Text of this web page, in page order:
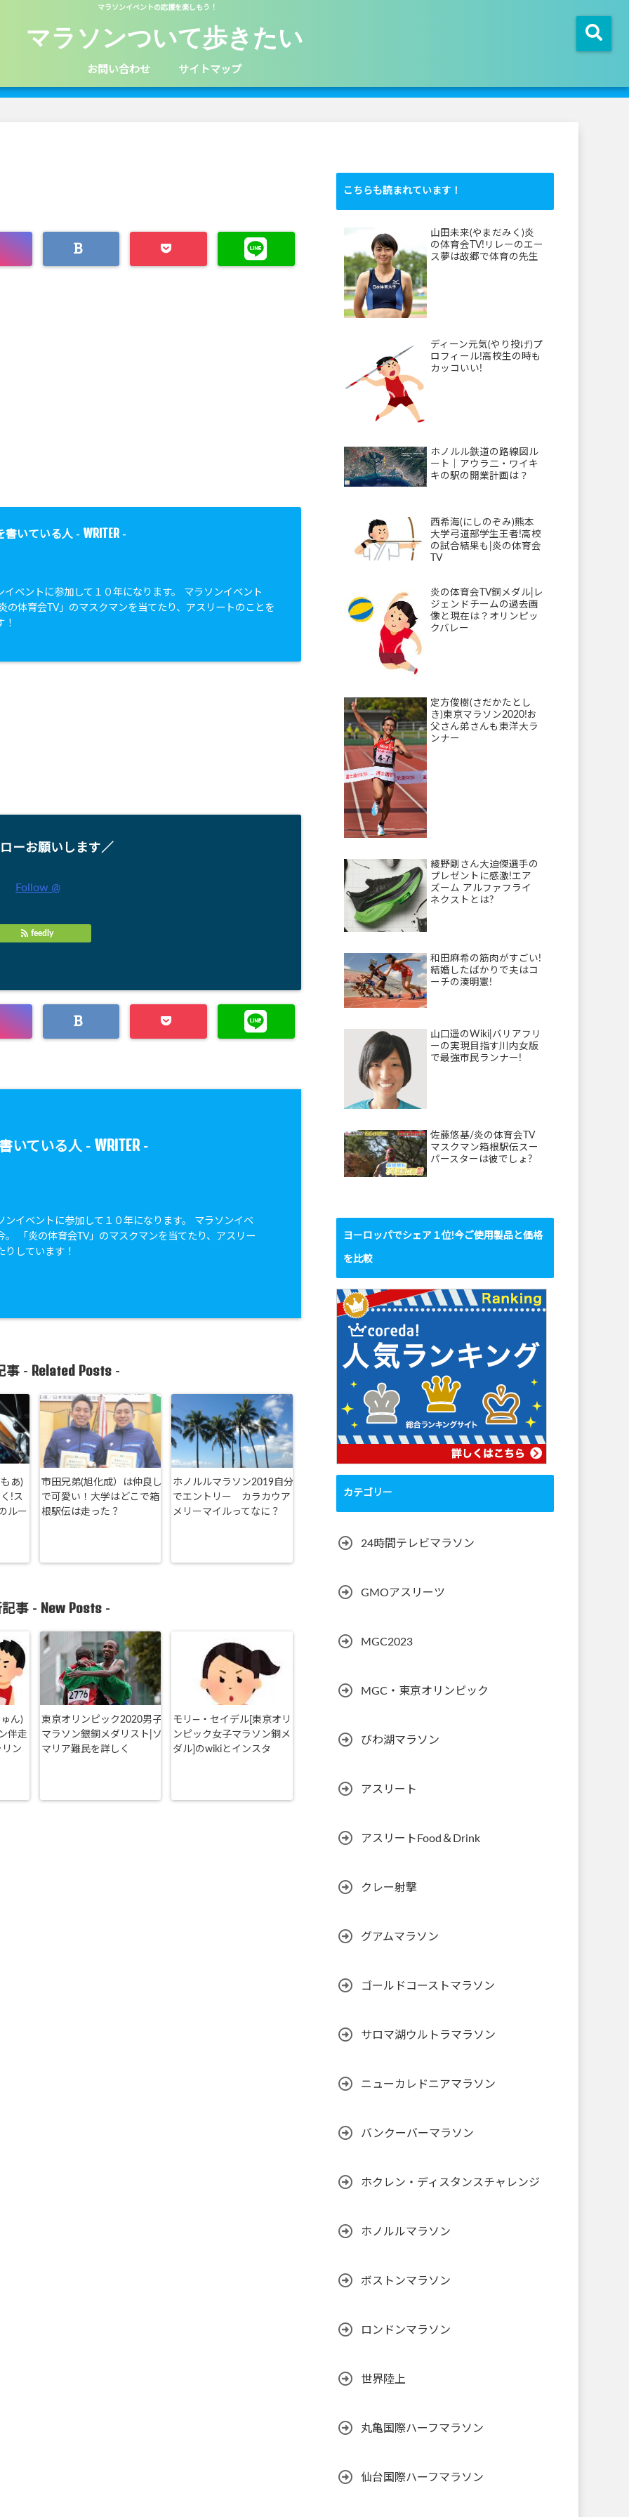
マラソンイベントの応援を楽しもう！
マラソンついて歩きたい
お問い合わせ サイトマップ
書いている人 - WRITER -
イベントに参加して１０年になります。 マラソンイベント
の体育会TV」のマスクマンを当てたり、アスリートのことを
！
ーお願いします／
Follow @
feedly
いている人 - WRITER-
ンイベントに参加して１０年になります。 マラソンイベ
。 「炎の体育会TV」のマスクマンを当てたり、アスリー
りしています！
事 - Related Posts-
あ)
!ス
ルー
市田兄弟(旭化成）は仲良し
で可愛い！大学はどこで箱
根駅伝は走った？
ホノルルマラソン2019自分
でエントリー カラカウア
メリーマイルってなに？
事 - New Posts -
ん)
伴走
ン
東京オリンピック2020男子
マラソン銀銅メダリスト|ソ
マリア難民を詳しく
モリ―・セイデル[東京オリ
ンピック女子マラソン銅メ
ダル]のwikiとインスタ
こちらも読まれています！
山田未来(やまだみく)炎
の体育会TV!リレーのエー
ス夢は故郷で体育の先生
ディーン元気(やり投げ)プ
ロフィール!高校生の時も
カッコいい!
ホノルル鉄道の路線図ル
ート｜アウラ二・ワイキ
キの駅の開業計画は？
西希海(にしのぞみ)熊本
大学弓道部学生王者!高校
の試合結果も|炎の体育会
TV
炎の体育会TV銅メダル|レ
ジェンドチームの過去画
像と現在は？オリンピッ
クバレー
定方俊樹(さだかたとし
き)東京マラソン2020!お
父さん弟さんも東洋大ラ
ンナー
綾野剛さん大迫傑選手の
プレゼントに感激!エア
ズーム アルファフライ
ネクストとは?
和田麻希の筋肉がすごい!
結婚したばかりで夫はコ
ーチの湊明憲!
山口遥のWiki|バリアフリ
ーの実現目指す川内女版
で最強市民ランナー!
佐藤悠基/炎の体育会TV
マスクマン箱根駅伝スー
パースターは彼でしょ?
ヨーロッパでシェア１位!今ご使用製品と価格
を比較
カテゴリー
24時間テレビマラソン
GMOアスリーツ
MGC2023
MGC・東京オリンピック
びわ湖マラソン
アスリート
アスリートFood＆Drink
クレー射撃
グアムマラソン
ゴールドコーストマラソン
サロマ湖ウルトラマラソン
ニューカレドニアマラソン
バンクーバーマラソン
ホクレン・ディスタンスチャレンジ
ホノルルマラソン
ボストンマラソン
ロンドンマラソン
世界陸上
丸亀国際ハーフマラソン
仙台国際ハーフマラソン